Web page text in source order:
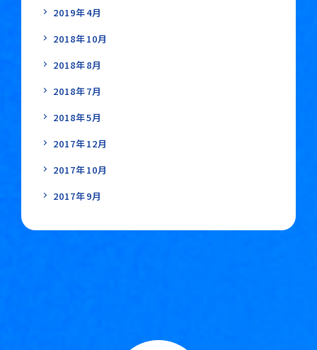
2019年4月
2018年10月
2018年8月
2018年7月
2018年5月
2017年12月
2017年10月
2017年9月